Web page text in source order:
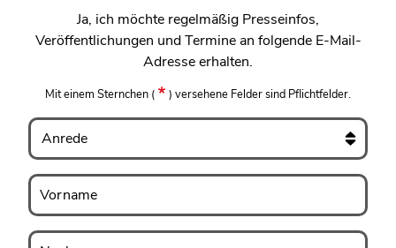
Ja, ich möchte regelmäßig Presseinfos,
Veröffentlichungen und Termine an folgende E-Mail-
Adresse erhalten.
Mit einem Sternchen ( ) versehene Felder sind Pflichtfelder.
Anrede
Vorname
Vorname
Nachname